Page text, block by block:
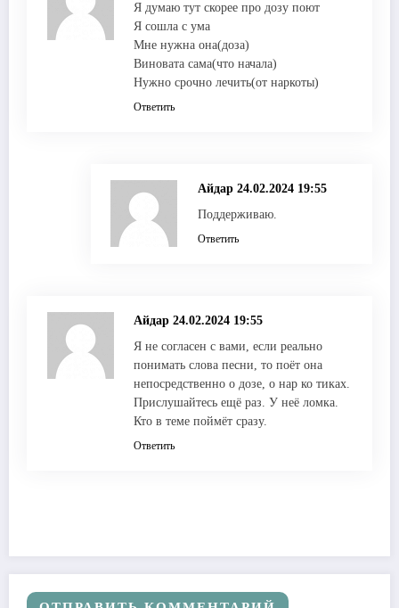
Я думаю тут скорее про дозу поют
Я сошла с ума
Мне нужна она(доза)
Виновата сама(что начала)
Нужно срочно лечить(от наркоты)
Ответить
Айдар 24.02.2024 19:55
Поддерживаю.
Ответить
Айдар 24.02.2024 19:55
Я не согласен с вами, если реально
понимать слова песни, то поёт она
непосредственно о дозе, о нар ко тиках.
Прислушайтесь ещё раз. У неё ломка.
Кто в теме поймёт сразу.
Ответить